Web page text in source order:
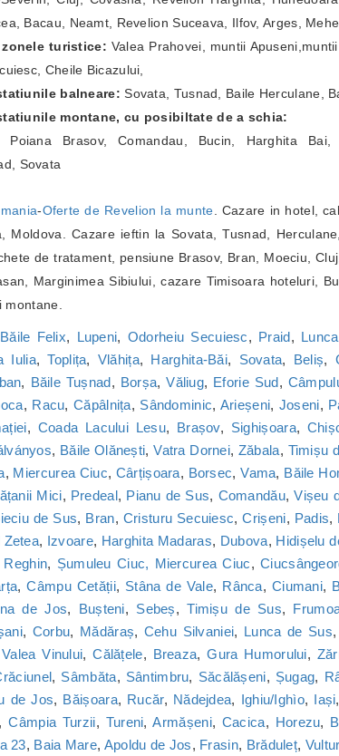
Bacau, Neamt, Revelion Suceava, Ilfov, Arges,
turistice: Valea Prahovei, muntii
Cheile Bicazului,
balneare: Sovata, Tusnad, Baile Herculane,
montane, cu posibiltate de a schia:
Poiana Brasov, Comandau, Bucin, Harghita
Sovata
-Oferte de Revelion la munte. Cazare in hotel,
Moldova. Cazare ieftin la Sovata, Tusnad,
de tratament, pensiune Brasov, Bran, Moeciu,
Marginimea Sibiului, cazare Timisoara hoteluri,
montane.
Băile Felix, Lupeni, Odorheiu Secuiesc, Praid,
Iulia,Toplița, Vlăhița, Harghita-Băi, Sovata, Beliș,
, Băile Tușnad, Borșa,Văliug, Eforie Sud,
, Racu, Căpâlnița, Sândominic, Arieșeni, Joseni,
, Coada Lacului Lesu, Brașov, Sighișoara,
, Băile Olănești,Vatra Dornei, Zăbala, Timișu
, Miercurea Ciuc, Cârțișoara, Borsec,Vama, Băile
Mici, Predeal, Pianu de Sus, Comandău,Vișeu
de Sus, Bran, Cristuru Secuiesc,Crișeni, Padis,
Zetea, Izvoare, Harghita Madaras, Dubova, Hidișelu
Reghin, Șumuleu Ciuc, Miercurea Ciuc,
,Câmpu Cetății, Stâna de Vale, Rânca, Ciumani,
de Jos, Bușteni, Sebeș,Timișu de Sus,
, Corbu, Mădăraș, Cehu Silvaniei, Lunca de Sus,
Valea Vinului,Călățele, Breaza,Gura Humorului,
, Sâmbăta, Sântimbru, Săcălășeni, Șugag,
de Jos, Băișoara, Rucăr, Nădejdea, Ighiu/Ighìo, Iași,
,Câmpia Turzii, Tureni,Armășeni, Cacica, Horezu,
23, Baia Mare, Apoldu de Jos, Frasin, Brăduleț,